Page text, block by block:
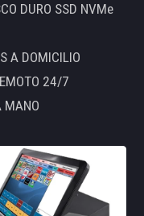
DURO SSD NVMe
A DOMICILIO
24/7
MANO